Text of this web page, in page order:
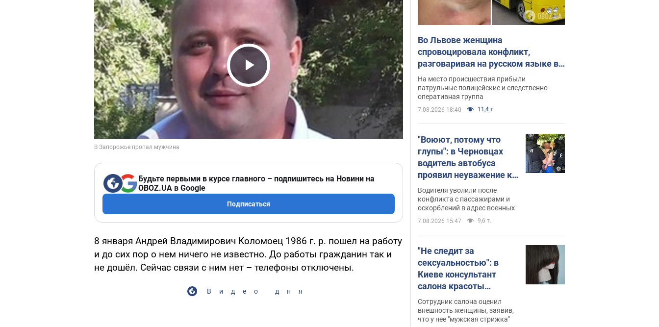
Play Video
Будьте первыми в курсе главного – подпишитесь на Новини на
OBOZ.UA в Google
Подписаться
8 января Андрей Владимирович Коломоец 1986 г. р. пошел на работу
и до сих пор о нем ничего не известно. До работы гражданин так и
не дошёл. Сейчас связи с ним нет – телефоны отключены.
Видео дня
Во Львове женщина
спровоцировала конфликт,
разговаривая на русском языке в
маршрутке: полиция составила
административный протокол.
Видео
На место происшествия прибыли
патрульные полицейские и следственно-
оперативная группа
7.08.2026 18:40 11,4 т.
"Воюют, потому что
глупы": в Черновцах
водитель автобуса
проявил неуважение к
украинским военным и
поплатился за это.
Видео
Водителя уволили после
конфликта с пассажирами и
оскорблений в адрес военных
7.08.2026 15:47 9,6 т.
"Не следит за
сексуальностью": в
Киеве консультант
салона красоты
оскорбил женщину
после химиотерапии,
разгорелся скандал.
Сотрудник салона оценил
внешность женщины, заявив,
что у нее "мужская стрижка"